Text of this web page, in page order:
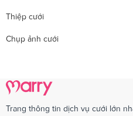
Thiệp cưới
Chụp ảnh cưới
Trang thông tin dịch vụ cưới lớn